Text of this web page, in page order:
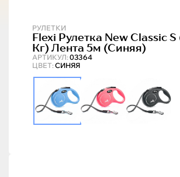
РУЛЕТКИ
АРТИКУЛ: 03364
Flexi Рулетка New Classic S
Кг) Лента 5м (синяя)
ЦВЕТ: СИНЯЯ